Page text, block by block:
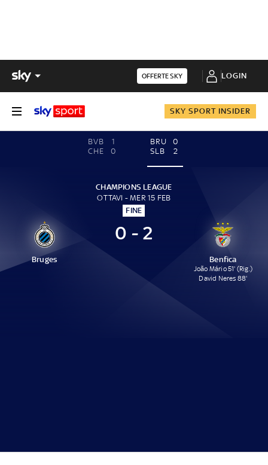
OFFERTE SKY LOGIN
SKY SPORT INSIDER
BVB
1
CHE
0
BRU
0
SLB
2
CHAMPIONS LEAGUE
OTTAVI - MER 15 FEB
FINE
Bruges
0 - 2
Benfica
João Mário 51' (Rig.)
David Neres 88'